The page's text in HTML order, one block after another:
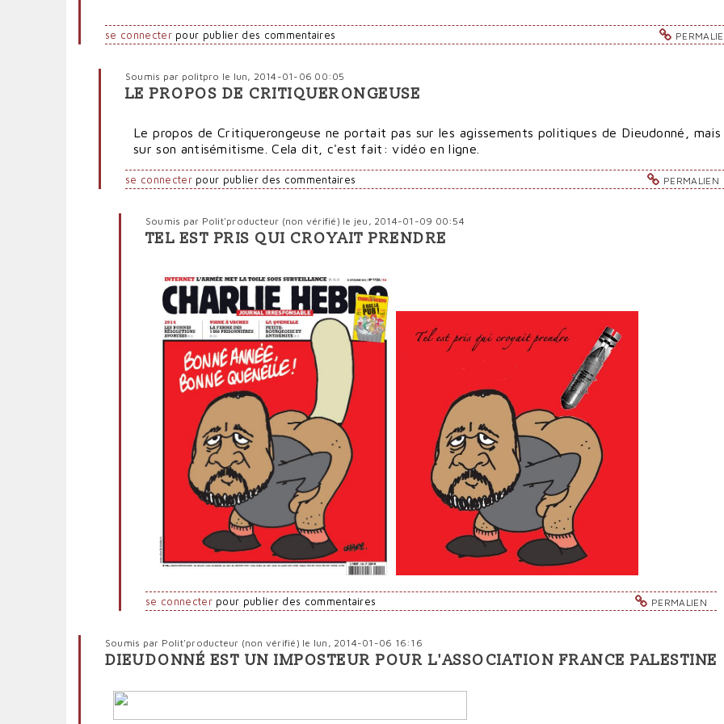
se connecterpour publier des commentaires
PERMALIEN
Soumis par politpro le lun, 2014-01-06 00:05
En
Dieudonné
de
Polit'producteur
LE PROPOS DE CRITIQUERONGEUSE
Le propos de Critiquerongeuse ne portait pas sur les agissements politiques de Dieudonné, mais
sur son antisémitisme. Cela dit, c'est fait: vidéo en ligne.
se connecterpour publier des commentaires
PERMALIEN
Soumis par Polit'producteur (non vérifié) le jeu, 2014-01-09 00:54
En
propos
Critiquerongeuse
politpro
TEL EST PRIS QUI CROYAIT PRENDRE
se connecterpour publier des commentaires
Soumis par Polit'producteur (non vérifié) le lun, 2014-01-06 16:16
DIEUDONNÉ EST UN IMPOSTEUR POUR L'ASSOCIATION FRANCE PALESTINE